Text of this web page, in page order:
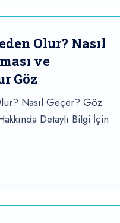
Olur? Nasıl
ve
Göz
Nasıl Geçer? Göz
Detaylı Bilgi İçin